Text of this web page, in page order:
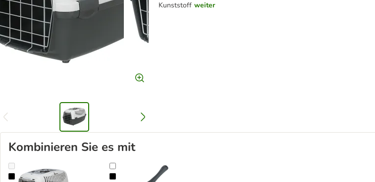
Kunststoff weiter
Kombinieren Sie es mit
Trixie Transportbox Capri 3 Open TopStreuschaufel